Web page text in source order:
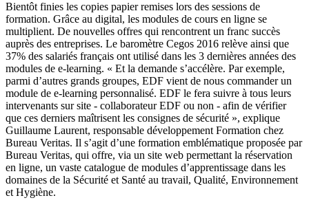
Bientôt finies les copies papier remises lors des sessions de
formation. Grâce au digital, les modules de cours en ligne se
multiplient. De nouvelles offres qui rencontrent un franc succès
auprès des entreprises. Le baromètre Cegos 2016 relève ainsi que
37% des salariés français ont utilisé dans les 3 dernières années des
modules de e-learning. « Et la demande s’accélère. Par exemple,
parmi d’autres grands groupes, EDF vient de nous commander un
module de e-learning personnalisé. EDF le fera suivre à tous leurs
intervenants sur site - collaborateur EDF ou non - afin de vérifier
que ces derniers maîtrisent les consignes de sécurité », explique
Guillaume Laurent, responsable développement Formation chez
Bureau Veritas. Il s’agit d’une formation emblématique proposée par
Bureau Veritas, qui offre, via un site web permettant la réservation
en ligne, un vaste catalogue de modules d’apprentissage dans les
domaines de la Sécurité et Santé au travail, Qualité, Environnement
et Hygiène.